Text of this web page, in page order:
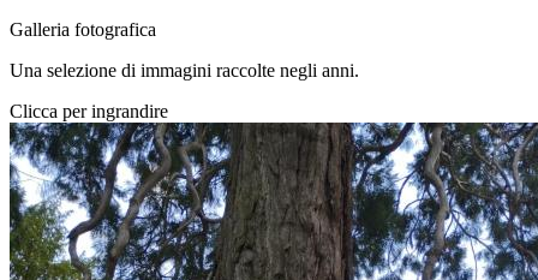
Galleria fotografica
Una selezione di immagini raccolte negli anni.
Clicca per ingrandire